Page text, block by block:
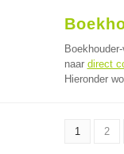
naar direct
Hieronder
1 2